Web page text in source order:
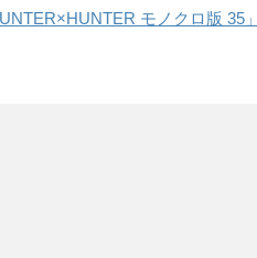
モノクロ版 35